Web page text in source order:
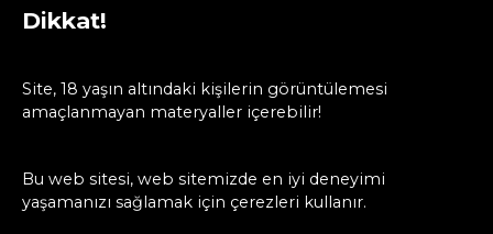
Dikkat!
Site, 18 yaşın altındaki kişilerin görüntülemesi
amaçlanmayan materyaller içerebilir!
Bu web sitesi, web sitemizde en iyi deneyimi
yaşamanızı sağlamak için çerezleri kullanır.